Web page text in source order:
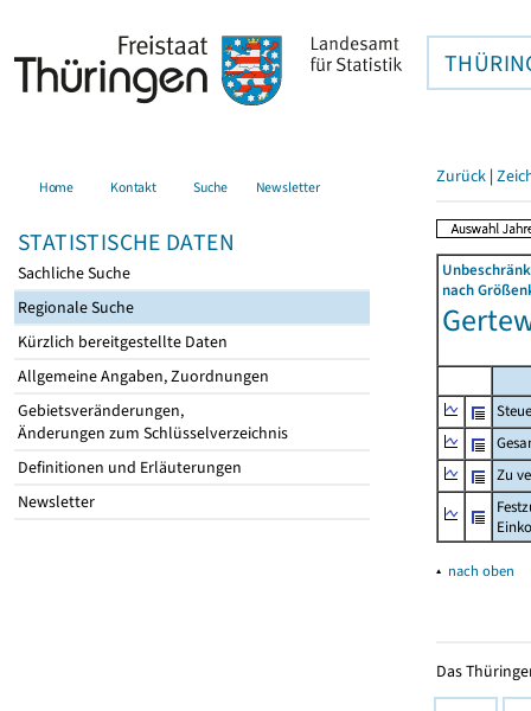
Home Kontakt Suche Newsletter
STATISTISCHE DATEN
Sachliche Suche
Regionale Suche
Kürzlich bereitgestellte Daten
Allgemeine Angaben, Zuordnungen
Gebietsveränderungen,
Änderungen zum Schlüsselverzeichnis
Definitionen und Erläuterungen
Newsletter
Zurück |
nach
Zu
▴ nach oben
Das